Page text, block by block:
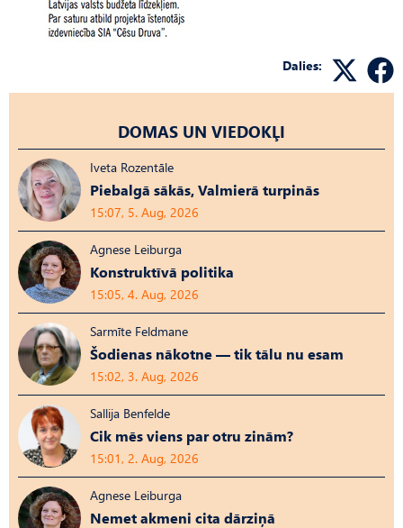
Dalies:
DOMAS UN VIEDOKĻI
Iveta Rozentāle
Piebalgā sākās, Valmierā turpinās
15:07, 5. Aug, 2026
Agnese Leiburga
Konstruktīvā politika
15:05, 4. Aug, 2026
Sarmīte Feldmane
Šodienas nākotne — tik tālu nu esam
15:02, 3. Aug, 2026
Sallija Benfelde
Cik mēs viens par otru zinām?
15:01, 2. Aug, 2026
Agnese Leiburga
Nemet akmeni cita dārziņā